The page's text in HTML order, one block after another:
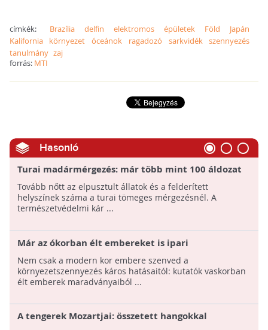
címkék: Brazília delfin elektromos épületek Föld
Japán
Kalifornia
környezet óceánok ragadozó sarkvidék szennyezés
tanulmány zaj
forrás: MTI
Hasonló
Turai madármérgezés: már több mint 100 áldozat
Tovább nőtt az elpusztult állatok és a felderített
helyszínek száma a turai tömeges mérgezésnél. A
természetvédelmi kár ...
Már az ókorban élt embereket is ipari
ólomszennyezés sújtotta
Nem csak a modern kor embere szenved a
környezetszennyezés káros hatásaitól: kutatók vaskorban
élt emberek maradványaiból ...
A tengerek Mozartjai: összetett hangokkal